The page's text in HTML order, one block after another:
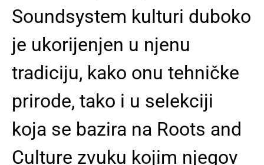
Soundsystem kulturi duboko
je ukorijenjen u njenu
tradiciju, kako onu tehničke
prirode, tako i u selekciji
koja se bazira na Roots and
Culture zvuku kojim njegov